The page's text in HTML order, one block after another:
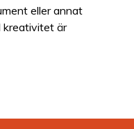
eller annat
kreativitet är